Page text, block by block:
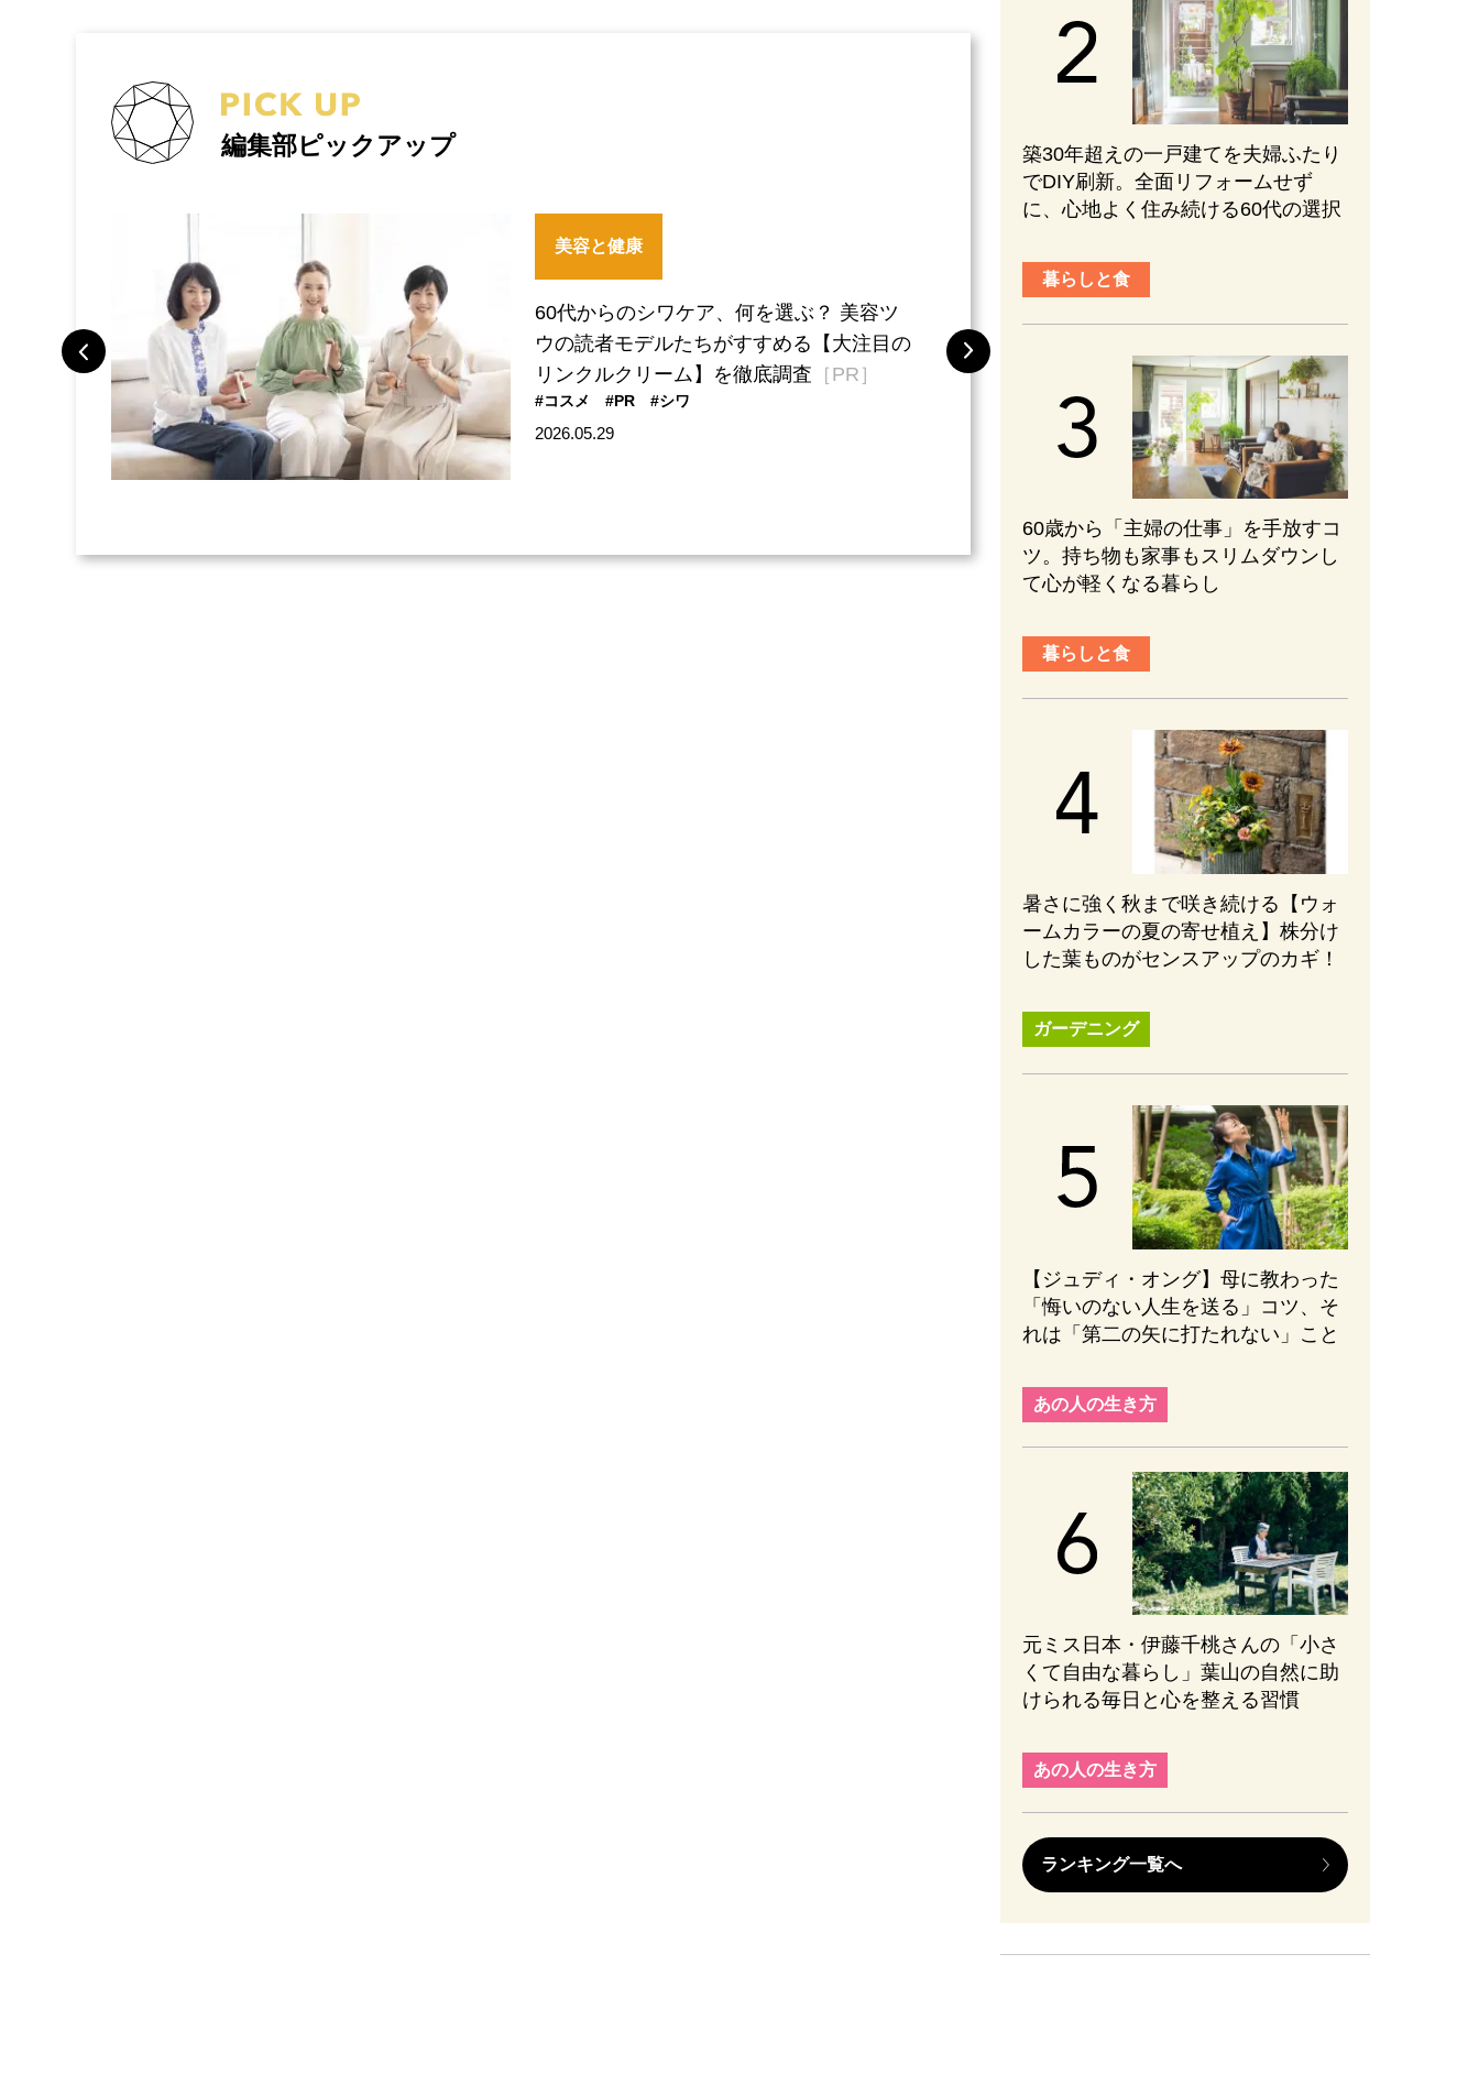
編集部ピックアップ
検証した
美容と健康
60代からのシワケア、何を選ぶ？ 美容ツ
ウの読者モデルたちがすすめる【大注目の
リンクルクリーム】を徹底調査 ［PR］
#コスメ #PR #シワ
2026.05.29
かれる【ネタ
#エンターテインメ
2026.08.01
築30年超えの一戸建てを夫婦ふたり
でDIY刷新。全面リフォームせず
に、心地よく住み続ける60代の選択
暮らしと食
60歳から「主婦の仕事」を手放すコ
ツ。持ち物も家事もスリムダウンし
て心が軽くなる暮らし
暮らしと食
暑さに強く秋まで咲き続ける【ウォ
ームカラーの夏の寄せ植え】株分け
した葉ものがセンスアップのカギ！
ガーデニング
【ジュディ・オング】母に教わった
「悔いのない人生を送る」コツ、そ
れは「第二の矢に打たれない」こと
あの人の生き方
元ミス日本・伊藤千桃さんの「小さ
くて自由な暮らし」葉山の自然に助
けられる毎日と心を整える習慣
あの人の生き方
ランキング一覧へ